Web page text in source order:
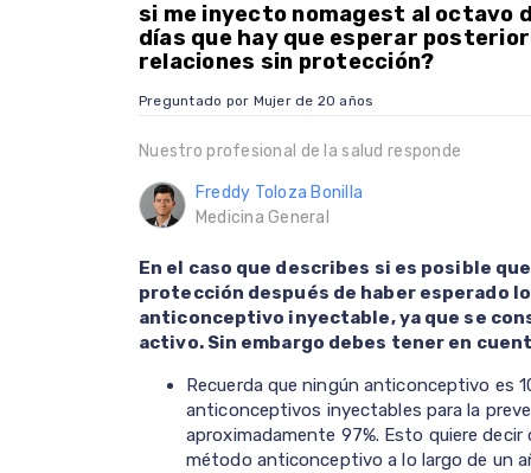
si me inyecto nomagest al octavo
días que hay que esperar
relaciones sin protección?
Preguntado por Mujer de 20 años
Nuestro profesional de la salud responde
Freddy Toloza Bonilla
Medicina General
En el caso que describes si es posible
protección después de haber esperado
anticonceptivo inyectable, ya que se
activo. Sin embargo debes tener en
Recuerda que ningún anticonceptivo es
anticonceptivos inyectables para la
aproximadamente 97%. Esto quiere
método anticonceptivo a lo largo de un